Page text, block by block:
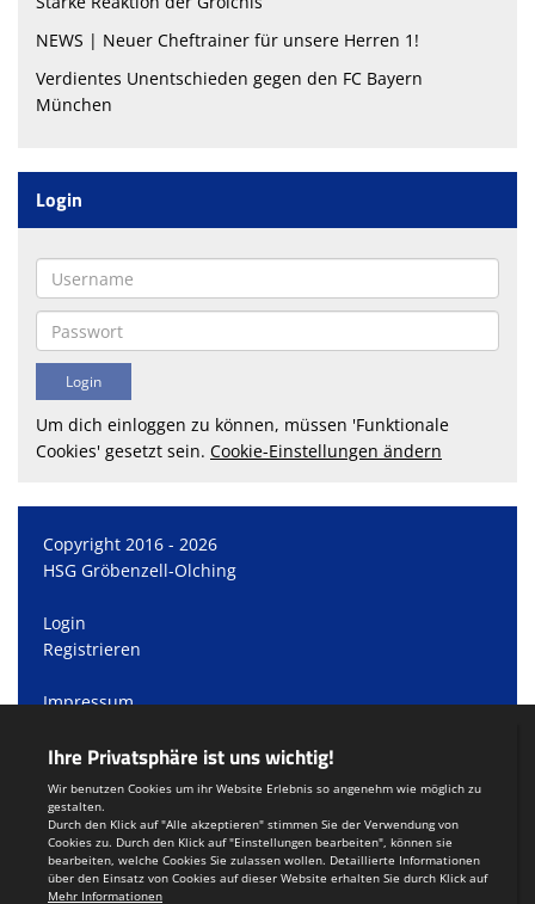
NEWS | Neuer Cheftrainer für unsere Herren 1!
Verdientes Unentschieden gegen den FC Bayern
München
Login
Um dich einloggen zu können, müssen 'Funktionale
Cookies' gesetzt sein. Cookie-Einstellungen ändern
Copyright 2016 - 2026
HSG Gröbenzell-Olching
Login
Registrieren
Impressum
Teamsports 2
Dein Sportverein online